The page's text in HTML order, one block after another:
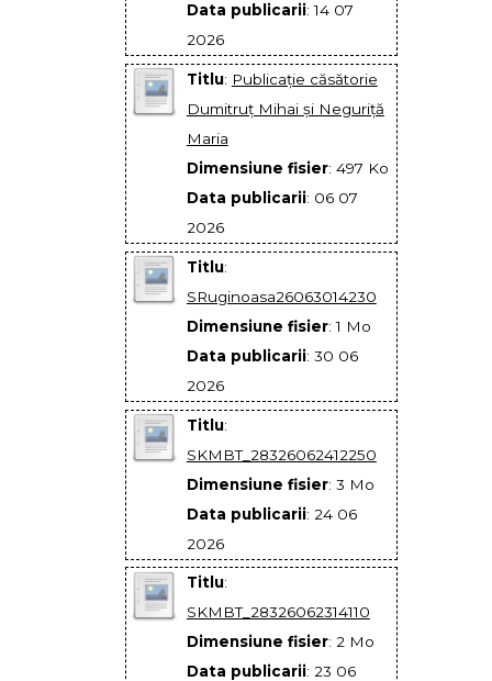
Data publicarii: 14 07
2026
Titlu: Publicaţie căsătorie
Dumitruţ Mihai şi Neguriţă
Maria
Dimensiune fisier: 497 Ko
Data publicarii: 06 07
2026
Titlu:
SRuginoasa26063014230
Dimensiune fisier: 1 Mo
Data publicarii: 30 06
2026
Titlu:
SKMBT_28326062412250
Dimensiune fisier: 3 Mo
Data publicarii: 24 06
2026
Titlu:
SKMBT_28326062314110
Dimensiune fisier: 2 Mo
Data publicarii: 23 06